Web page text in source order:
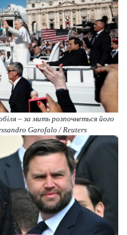
– за мить розпочнеться його
Garofalo / Reuters